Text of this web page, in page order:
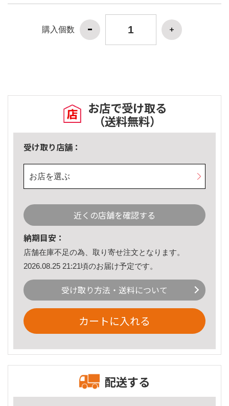
購入個数
お店で受け取る
（送料無料）
受け取り店舗：
お店を選ぶ
近くの店舗を確認する
納期目安：
店舗在庫不足の為、取り寄せ注文となります。
2026.08.25 21:21頃のお届け予定です。
受け取り方法・送料について
カートに入れる
配送する